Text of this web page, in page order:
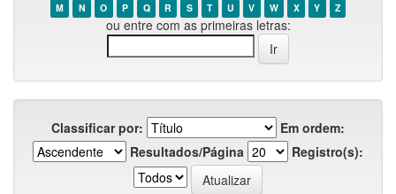
M
N O P Q R S T U V W X Y Z
ou entre com as primeiras letras:
Classificar por:
Em ordem:
Resultados/Página
Registro(s):